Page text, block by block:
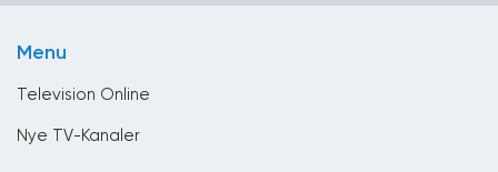
Menu
Television Online
Nye TV-Kanaler